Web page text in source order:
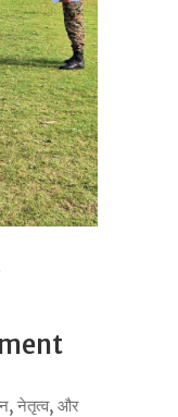
नेतृत्व, और